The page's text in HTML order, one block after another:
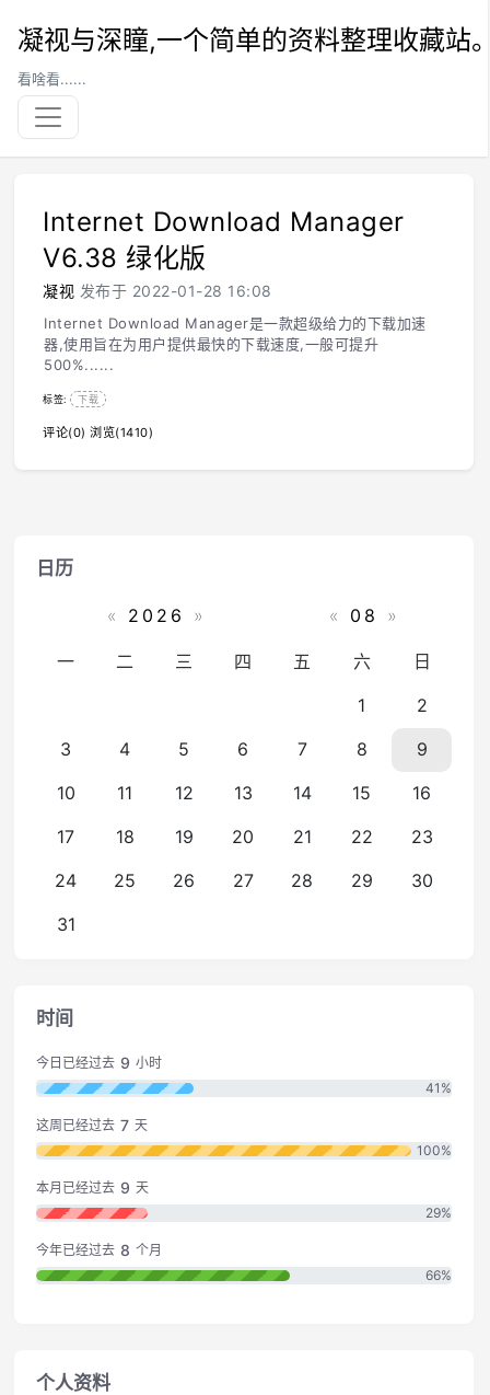
凝视与深瞳,一个简单的资料整理收藏站
看啥看......
Internet Download Manager
V6.38 绿化版
凝视 发布于 2022-01-28 16:08
Internet Download Manager是一款超级给力的下载加速
器,使用旨在为用户提供最快的下载速度,一般可提升
500%......
标签: 下载
评论(0) 浏览(1410)
日历
« 2026 » « 08 »
一 二 三 四 五 六
日
1
2
3
4 5 6 7 8
9
10
11 12 13 14 15
16
17
18 19 20 21 22
23
24
25 26 27 28 29
30
31
时间
今日已经过去 9 小时
41%
这周已经过去 7 天
100%
本月已经过去 9 天
29%
今年已经过去 8 个月
66%
个人资料